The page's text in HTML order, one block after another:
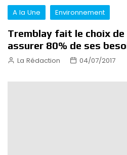
A la Une Environnement
Tremblay fait le choix
assurer 80% de ses
La Rédaction 04/07/2017